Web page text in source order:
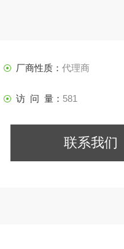
厂商性质： 代理商
访 问 量： 581
联系我们